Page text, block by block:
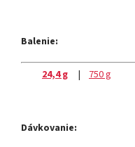
Balenie:
24,4 g | 750 g
Dávkovanie: